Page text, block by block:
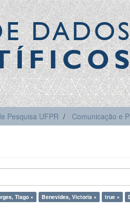
Pesquisa UFPR Comunicação e
Tiago × Benevides, Victoria × true ×